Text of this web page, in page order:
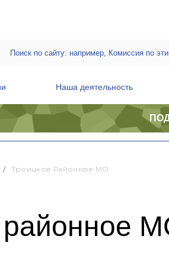
Наша деятельность
Троицкое Районное МО
районное